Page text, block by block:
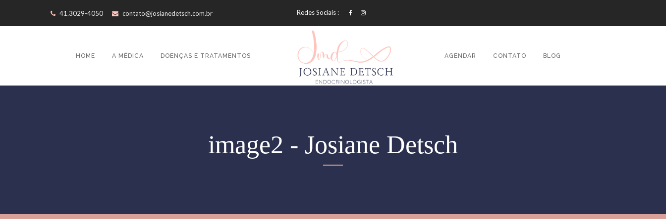
41.3029-4050 contato@josianedetsch.com.br Redes Sociais :
HOME A MÉDICA DOENÇAS E TRATAMENTOS AGENDAR CONTATO BLOG
image2 - Josiane Detsch